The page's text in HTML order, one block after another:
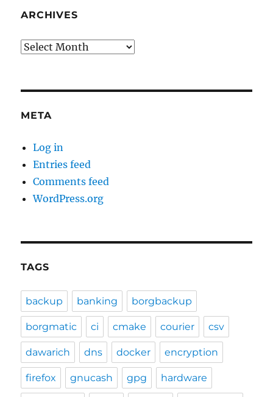
ARCHIVES
Archives
META
Log in
Entries feed
Comments feed
WordPress.org
TAGS
backup banking borgbackup
borgmatic ci cmake courier csv
dawarich dns docker encryption
firefox gnucash gpg hardware